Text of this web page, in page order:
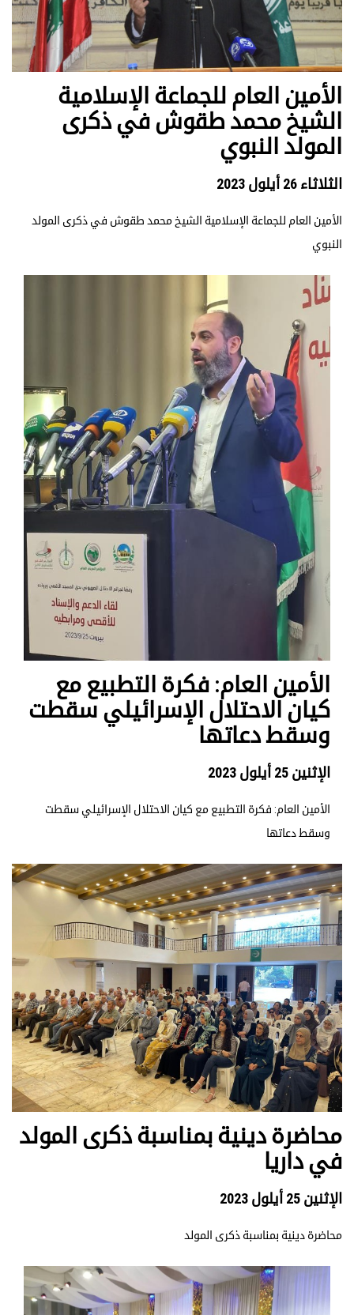
الأمين العام للجماعة الإسلامية
الشيخ محمد طقوش في ذكرى
المولد النبوي
الثلاثاء 26 أيلول 2023
الأمين العام للجماعة الإسلامية الشيخ محمد طقوش في ذكرى المولد
النبوي
الأمين العام: فكرة التطبيع مع
كيان الاحتلال الإسرائيلي سقطت
وسقط دعاتها
الإثنين 25 أيلول 2023
الأمين العام: فكرة التطبيع مع كيان الاحتلال الإسرائيلي سقطت
وسقط دعاتها
محاضرة دينية بمناسبة ذكرى المولد
في داريا
الإثنين 25 أيلول 2023
محاضرة دينية بمناسبة ذكرى المولد